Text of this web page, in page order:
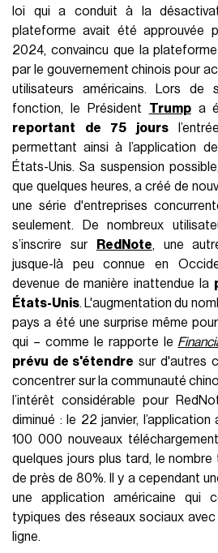
loi qui a conduit à la
plateforme avait été approuvée
2024, convaincu que la
par le gouvernement chinois pour
utilisateurs américains. Lors de
fonction, le Président Trumpa
reportant de 75 jours
permettant ainsi à l’application
États-Unis. Sa suspension
que quelques heures, a créé de
une série d'entreprises
seulement. De nombreux
s’inscrire sur
RedNote, une
jusque-là peu connue en
devenue de manière inattendue la
États-Unis. L'augmentation du
pays a été une surprise même
qui – comme le rapporte le
prévu de s'étendre sur d'autres
concentrer sur la communauté
l’intérêt considérable pour
diminué : le 22 janvier,
100 000 nouveaux
quelques jours plus tard, le
de près de 80%. Il y a cependant
une application américaine qui
typiques des réseaux sociaux avec
ligne.